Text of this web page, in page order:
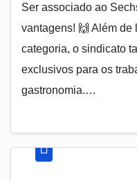
Ser associado ao
vantagens! 🙌 Além de
categoria, o sindicato
exclusivos para os
gastronomia.…